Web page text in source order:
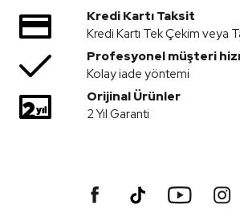
Kredi Kartı Taksit
Kredi Kartı Tek Çekim veya
Profesyonel müşteri
Kolay iade yöntemi
Orijinal Ürünler
2 Yıl Garanti